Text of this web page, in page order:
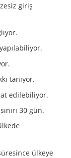
giriş
tanıyor.
edilebiliyor.
30 gün.
ülkeye